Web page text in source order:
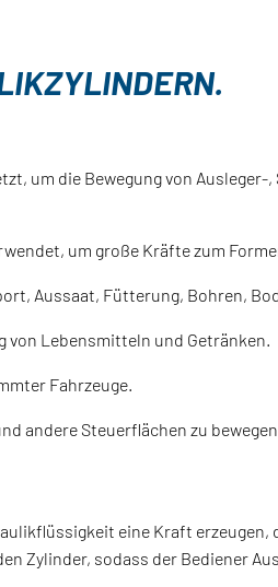
um die Bewegung von
um große Kräfte zum
Aussaat, Fütterung, Bohren,
von Lebensmitteln und Getränken.
Fahrzeuge.
andere Steuerflächen zu
eine Kraft erzeugen,
Zylinder, sodass der Bediener